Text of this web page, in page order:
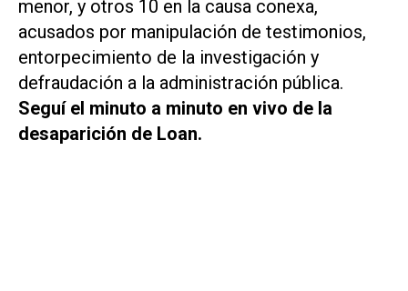
menor, y otros 10 en la causa conexa,
acusados ​​por manipulación de testimonios,
entorpecimiento de la investigación y
defraudación a la administración pública.
Seguí el minuto a minuto en vivo de la
desaparición de Loan.